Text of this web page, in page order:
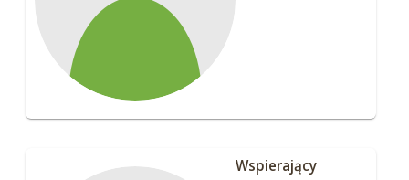
Wspierający